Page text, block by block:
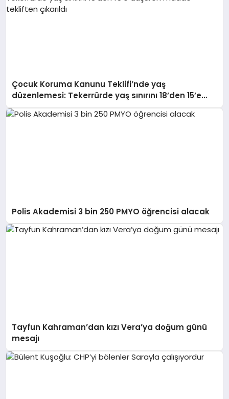
Çocuk Koruma Kanunu Teklifi’nde yaş
düzenlemesi: Tekerrürde yaş sınırını 18’den 15’e
düşüren madde tekliften çıkarıldı
Polis Akademisi 3 bin 250 PMYO öğrencisi alacak
Tayfun Kahraman’dan kızı Vera’ya doğum günü
mesajı